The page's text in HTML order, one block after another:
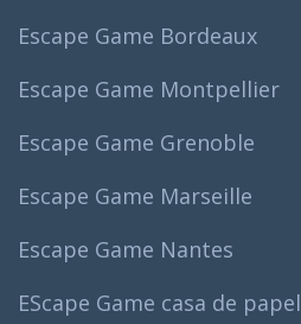
Escape Game Bordeaux
Escape Game Montpellier
Escape Game Grenoble
Escape Game Marseille
Escape Game Nantes
EScape Game casa de papel